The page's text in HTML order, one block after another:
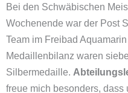
Bei den Schwäbischen
Wochenende war der Post
Team im Freibad
Medaillenbilanz waren
Silbermedaille.
freue mich besonders,